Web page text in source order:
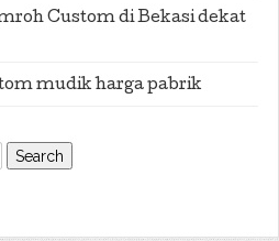
Custom di Bekasi dekat
mudik harga pabrik